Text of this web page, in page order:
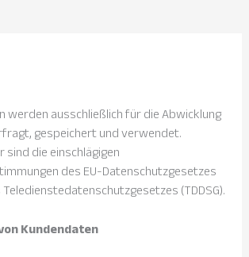
werden ausschließlich für die Abwicklung
gespeichert und verwendet.
sind die einschlägigen
des EU-Datenschutzgesetzes
Teledienstedatenschutzgesetzes (TDDSG).
Kundendaten